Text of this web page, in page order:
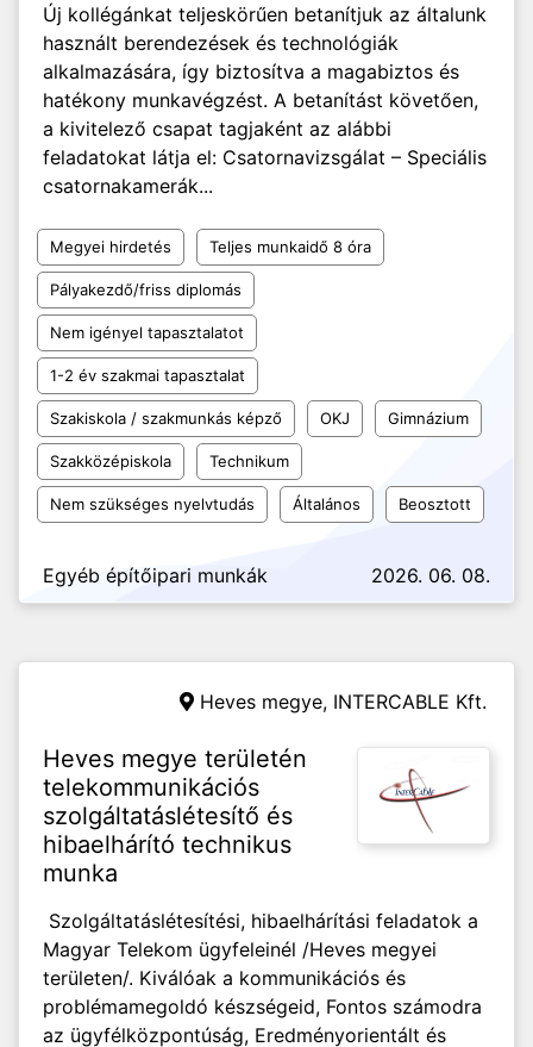
Új kollégánkat teljeskörűen betanítjuk az általunk
használt berendezések és technológiák
alkalmazására, így biztosítva a magabiztos és
hatékony munkavégzést. A betanítást követően,
a kivitelező csapat tagjaként az alábbi
feladatokat látja el: Csatornavizsgálat – Speciális
csatornakamerák...
Megyei hirdetés Teljes munkaidő 8 óra
Pályakezdő/friss diplomás
Nem igényel tapasztalatot
1-2 év szakmai tapasztalat
Szakiskola / szakmunkás képző OKJ Gimnázium
Szakközépiskola Technikum
Nem szükséges nyelvtudás Általános Beosztott
Egyéb építőipari munkák 2026. 06. 08.
Heves megye, INTERCABLE Kft.
Heves megye területén
telekommunikációs
szolgáltatáslétesítő és
hibaelhárító technikus
munka
Szolgáltatáslétesítési, hibaelhárítási feladatok a
Magyar Telekom ügyfeleinél /Heves megyei
területen/. Kiválóak a kommunikációs és
problémamegoldó készségeid, Fontos számodra
az ügyfélközpontúság, Eredményorientált és